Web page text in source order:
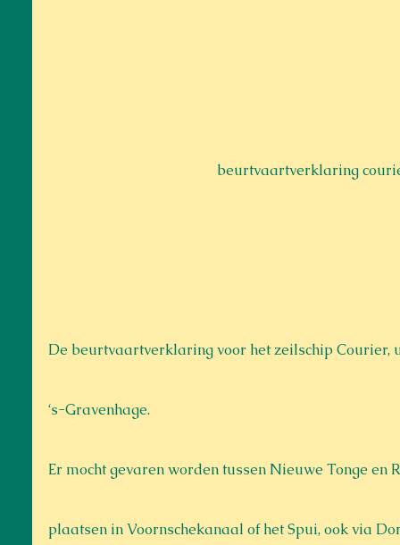
beurtvaartverklaring
De beurtvaartverklaring voor het zeilschip Courier,
‘s-Gravenhage.
Er mocht gevaren worden tussen Nieuwe Tonge en
plaatsen in Voornschekanaal of het Spui, ook via